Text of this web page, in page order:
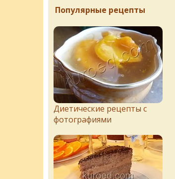
Популярные рецепты
Диетические рецепты с
фотографиями